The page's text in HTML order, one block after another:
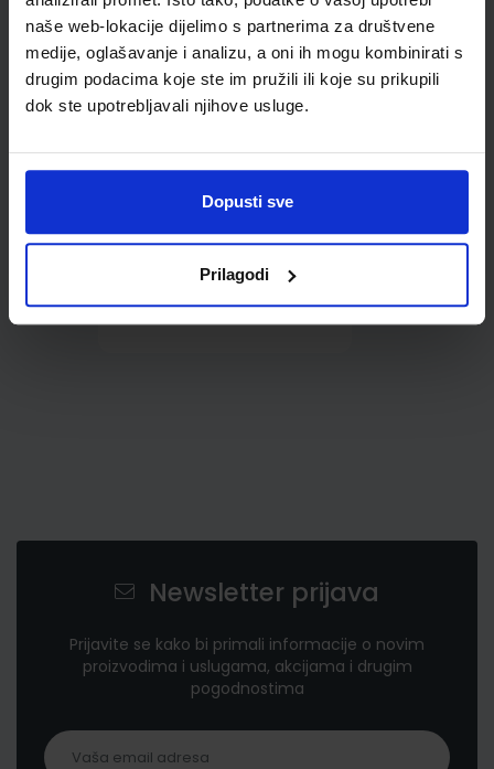
naše web-lokacije dijelimo s partnerima za društvene
medije, oglašavanje i analizu, a oni ih mogu kombinirati s
drugim podacima koje ste im pružili ili koje su prikupili
dok ste upotrebljavali njihove usluge.
Dopusti sve
Prilagodi
0,85 €
Newsletter prijava
Prijavite se kako bi primali informacije o novim
proizvodima i uslugama, akcijama i drugim
pogodnostima